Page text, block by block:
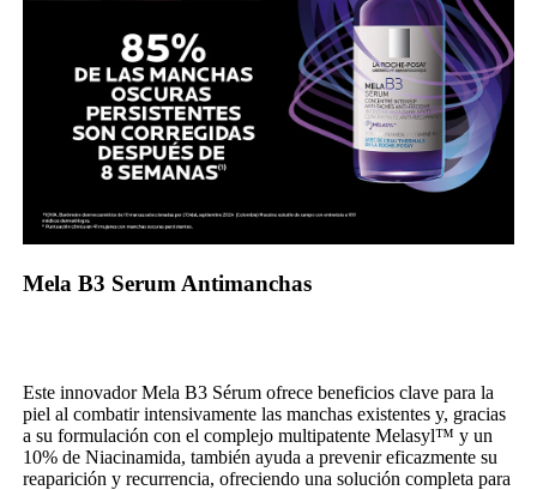
Mela B3 Serum Antimanchas
Este innovador Mela B3 Sérum ofrece beneficios clave para la
piel al combatir intensivamente las manchas existentes y, gracias
a su formulación con el complejo multipatente Melasyl™ y un
10% de Niacinamida, también ayuda a prevenir eficazmente su
reaparición y recurrencia, ofreciendo una solución completa para